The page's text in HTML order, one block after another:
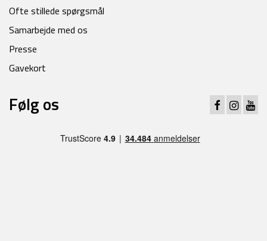
Ofte stillede spørgsmål
Samarbejde med os
Presse
Gavekort
Følg os